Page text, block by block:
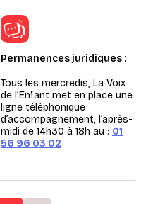
Permanences juridiques :
Tous les mercredis, La Voix
de l’Enfant met en place une
ligne téléphonique
d’accompagnement, l’après-
midi de 14h30 à 18h au : 01
56 96 03 02